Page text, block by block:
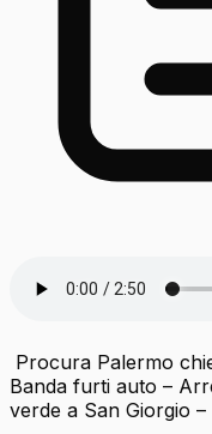
Procura Palermo
Banda furti auto –
verde a San Giorgio